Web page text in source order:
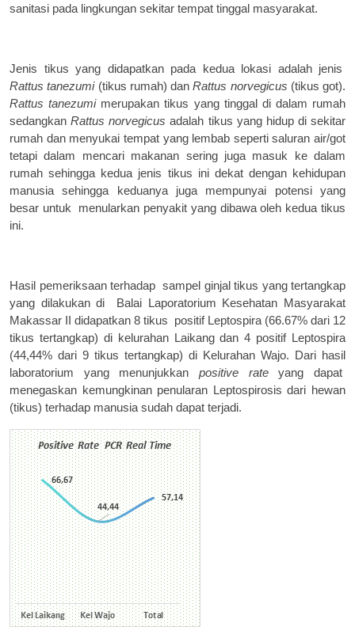
sanitasi pada lingkungan sekitar tempat tinggal masyarakat.
Jenis tikus yang didapatkan pada kedua lokasi adalah jenis
Rattus tanezumi(tikus rumah) danRattus norvegicus (tikus got).
Rattus tanezumimerupakan tikus yang tinggal di dalam rumah
sedangkanRattus norvegicusadalah tikus yang hidup di sekitar
rumah dan menyukai tempat yang lembab seperti saluran air/got
tetapi dalam mencari makanan sering juga masuk ke dalam
rumah sehingga kedua jenis tikus ini dekat dengan kehidupan
manusia sehingga keduanya juga mempunyai potensi yang
besar untuk
menularkan penyakit yang dibawa oleh kedua tikus
ini.
Hasil pemeriksaan terhadap sampel ginjal tikus yang tertangkap
yang dilakukan di
Balai Laporatorium Kesehatan Masyarakat
Makassar II didapatkan 8 tikus positif Leptospira (66.67% dari 12
tikus tertangkap) di kelurahan Laikang dan 4 positif Leptospira
(44,44% dari 9 tikus tertangkap) di Kelurahan Wajo. Dari hasil
laboratorium yang menunjukkan positive rateyang dapat
menegaskan kemungkinan penularan Leptospirosis dari hewan
(tikus) terhadap manusia sudah dapat terjadi.